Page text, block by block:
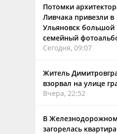
Потомки
Ливчака привезли в
Ульяновск большой
семейный
Сегодня, 09:07
Житель
взорвал на улице
Вчера, 22:52
В
загорелась